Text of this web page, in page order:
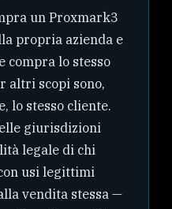
un Proxmark3
propria azienda e
compra lo stesso
altri scopi sono,
lo stesso cliente.
giurisdizioni
legale di chi
usi legittimi
vendita stessa —